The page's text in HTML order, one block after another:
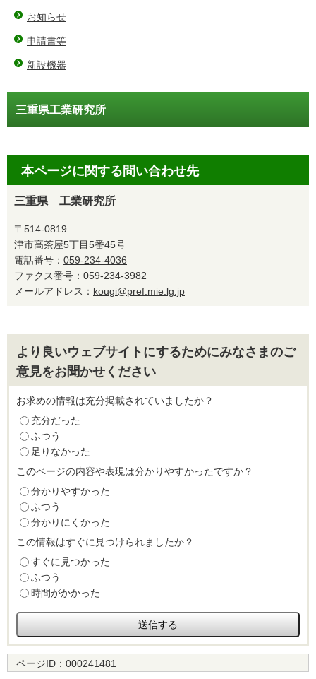
お知らせ
申請書等
新設機器
三重県工業研究所
本ページに関する問い合わせ先
三重県 工業研究所
〒514-0819
津市高茶屋5丁目5番45号
電話番号： 059-234-4036
ファクス番号：059-234-3982
メールアドレス： kougi@pref.mie.lg.jp
より良いウェブサイトにするためにみなさまのご
意見をお聞かせください
お求めの情報は充分掲載されていましたか？
充分だった
ふつう
足りなかった
このページの内容や表現は分かりやすかったですか？
分かりやすかった
ふつう
分かりにくかった
この情報はすぐに見つけられましたか？
すぐに見つかった
ふつう
時間がかかった
ページID： 000241481